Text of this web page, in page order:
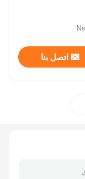
اتصل بنا